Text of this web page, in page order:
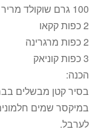
100 גרם שוקולד מריר שבור קוביות
2 כפות קקאו
2 כפות מרגרינה
3 כפות קוניאק
הכנה:
בסיר קטן מבשלים
במיקסר שמים
לערבל.